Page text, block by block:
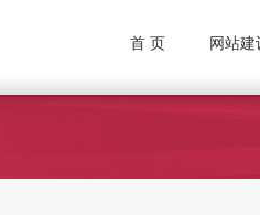
首 页 网站建